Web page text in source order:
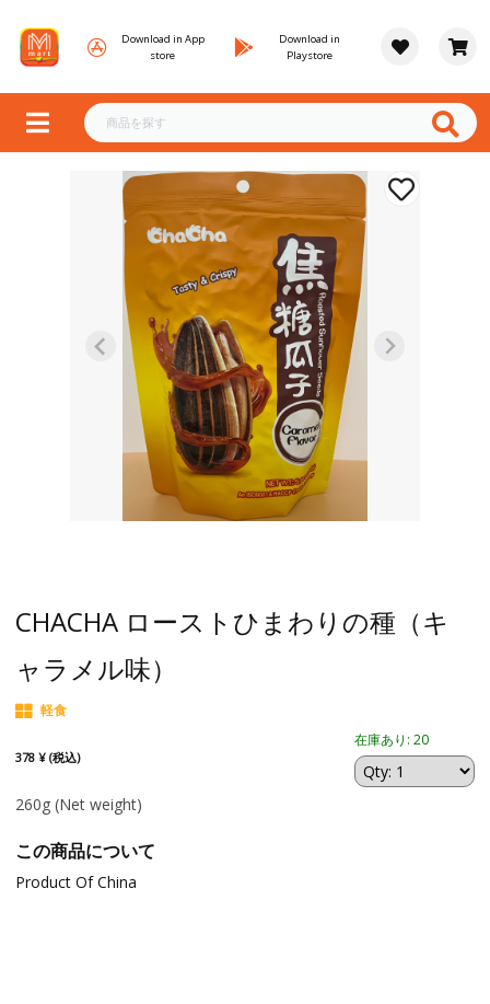
Download in App
store
Download in
Playstore
CHACHA ローストひまわりの種（キ
ャラメル味）
軽食
378 ¥ (税込)
在庫あり: 20
260g (Net weight)
この商品について
Product Of China